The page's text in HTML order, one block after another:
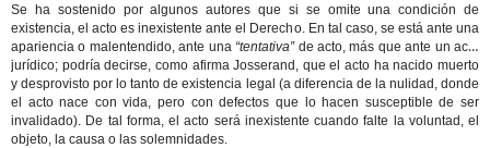
Se ha sostenido por algunos autores que si se omite una condición de
existencia, el acto es inexistente ante el Derecho. En tal caso, se está ante una
apariencia o malentendido, ante una “tentativa” de acto, más que ante un acto
jurídico; podría decirse, como afirma Josserand, que el acto ha nacido muerto
y desprovisto por lo tanto de existencia legal (a diferencia de la nulidad, donde
el acto nace con vida, pero con defectos que lo hacen susceptible de ser
invalidado). De tal forma, el acto será inexistente cuando falte la voluntad, el
objeto, la causa o las solemnidades.